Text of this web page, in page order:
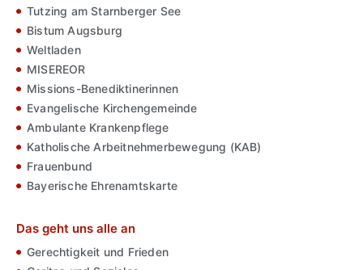
Tutzing am Starnberger See
Bistum Augsburg
Weltladen
MISEREOR
Missions-Benediktinerinnen
Evangelische Kirchengemeinde
Ambulante Krankenpflege
Katholische Arbeitnehmerbewegung (KAB)
Frauenbund
Bayerische Ehrenamtskarte
Das geht uns alle an
Gerechtigkeit und Frieden